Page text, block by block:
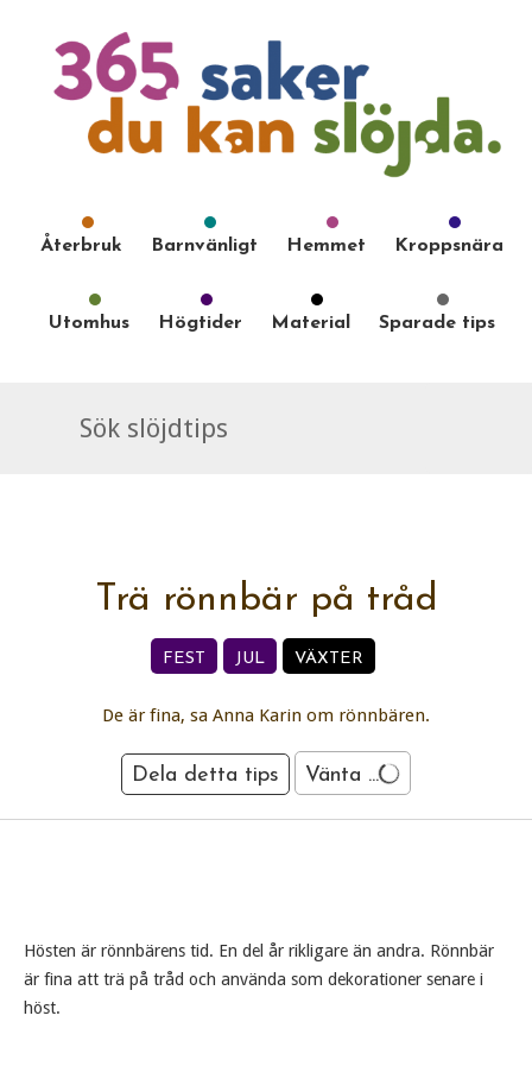
Återbruk Barnvänligt Hemmet Kroppsnära
Utomhus Högtider Material Sparade tips
Trä rönnbär på tråd
FEST JUL VÄXTER
De är fina, sa Anna Karin om rönnbären.
Dela detta tips Vänta ...
Hösten är rönnbärens tid. En del år rikligare än andra. Rönnbär
är fina att trä på tråd och använda som dekorationer senare i
höst.